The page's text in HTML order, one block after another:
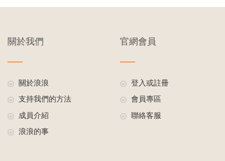
關於我們
關於浪浪
支持我們的方法
成員介紹
浪浪的事
官網會員
登入或註冊
會員專區
聯絡客服